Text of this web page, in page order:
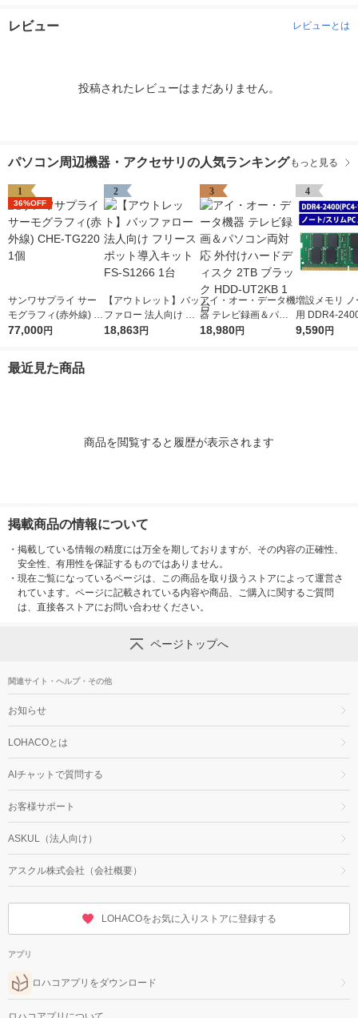
レビュー レビューとは
投稿されたレビューはまだありません。
パソコン周辺機器・アクセサリの人気ランキング もっと見る
1
36%OFF
サンワサプライ サー
モグラフィ(赤外線) C
HE-TG220 1個
77,000円
2
【アウトレット】バッ
ファロー 法人向け フ
リースポット導入キッ
18,863円
3
アイ・オー・データ機
器 テレビ録画＆パソ
コン両対応 外付けハ
18,980円
4
増設メモリ
用 DDR4-
9200 8GB
9,590円
最近見た商品
商品を閲覧すると履歴が表示されます
掲載商品の情報について
・ 掲載している情報の精度には万全を期しておりますが、その内容の正確性、
安全性、有用性を保証するものではありません。
・ 現在ご覧になっているページは、この商品を取り扱うストアによって運営さ
れています。ページに記載されている内容や商品、ご購入に関するご質問
は、直接各ストアにお問い合わせください。
ページトップへ
関連サイト・ヘルプ・その他
お知らせ
LOHACOとは
AIチャットで質問する
お客様サポート
ASKUL（法人向け）
アスクル株式会社（会社概要）
LOHACOをお気に入りストアに登録する
アプリ
ロハコアプリをダウンロード